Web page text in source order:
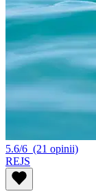
5.6/6 (21 opinii)
REJS